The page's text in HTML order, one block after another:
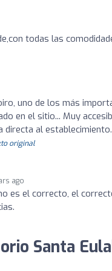
todas las
uno de los más
en el sitio... Muy
al
original
ago
es el correcto, el
Santa